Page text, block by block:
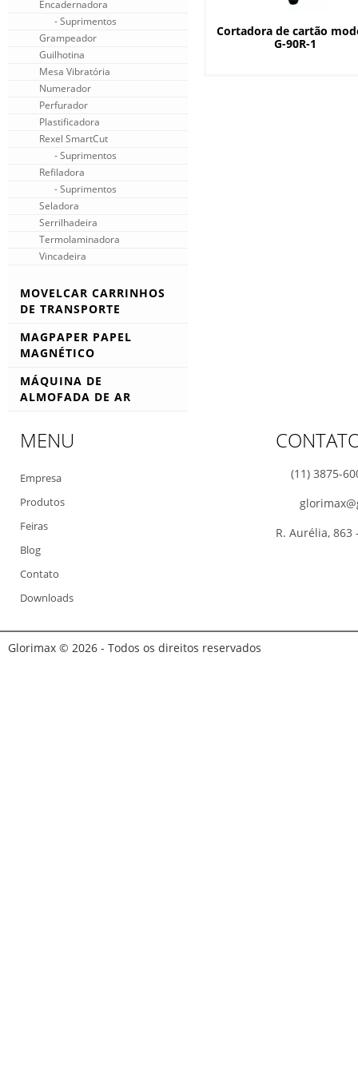
Encadernadora
- Suprimentos
Grampeador
Guilhotina
Mesa Vibratória
Numerador
Perfurador
Plastificadora
Rexel SmartCut
- Suprimentos
Refiladora
- Suprimentos
Seladora
Serrilhadeira
Termolaminadora
Vincadeira
MOVELCAR CARRINHOS
DE TRANSPORTE
Carrinho de Mão Dobrável
Carrinho e Escada
Carrinho Plataforma
MAGPAPER PAPEL
MAGNÉTICO
MÁQUINA DE
ALMOFADA DE AR
Cortadora de cartão
G-90R-1
MENU
Empresa
Produtos
Feiras
Blog
Contato
Downloads
(11) 3875-
R. Aurélia, 863
Glorimax © 2026 - Todos os direitos reservados